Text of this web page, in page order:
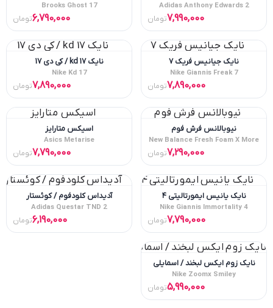
Adidas Anthony Edwards 2
7,990,000تومان
Brooks Ghost 17
6,790,000تومان
نایک جیانیس فریک ۷
Nike Giannis Freak 7
7,890,000تومان
نایک kd 17 / کی دی 17
Nike Kd 17
7,890,000تومان
نیوبالانس فرش فوم
New Balance Fresh Foam X More
7,290,000تومان
اسیکس متارایز
Asics Metarise
7,790,000تومان
نایک یانیس ایمورتالیتی ۴
Nike Giannis Immortality 4
7,790,000تومان
آدیداس کلودفوم / کوئستار
Adidas Questar TND 2
6,190,000تومان
نایک زوم ایکس لبخند / اسمایلی
Nike Zoomx Smiley
5,990,000تومان